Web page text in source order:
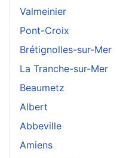
Valmeinier
Pont-Croix
Brétignolles-sur-Mer
La Tranche-sur-Mer
Beaumetz
Albert
Abbeville
Amiens